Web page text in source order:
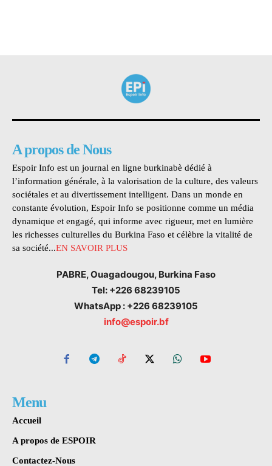
A propos de Nous
Espoir Info est un journal en ligne burkinabè dédié à
l’information générale, à la valorisation de la culture, des valeurs
sociétales et au divertissement intelligent. Dans un monde en
constante évolution, Espoir Info se positionne comme un média
dynamique et engagé, qui informe avec rigueur, met en lumière
les richesses culturelles du Burkina Faso et célèbre la vitalité de
sa société...EN SAVOIR PLUS
PABRE, Ouagadougou, Burkina Faso
Tel: +226 68239105
WhatsApp : +226 68239105
info@espoir.bf
Menu
Accueil
A propos de ESPOIR
Contactez-Nous